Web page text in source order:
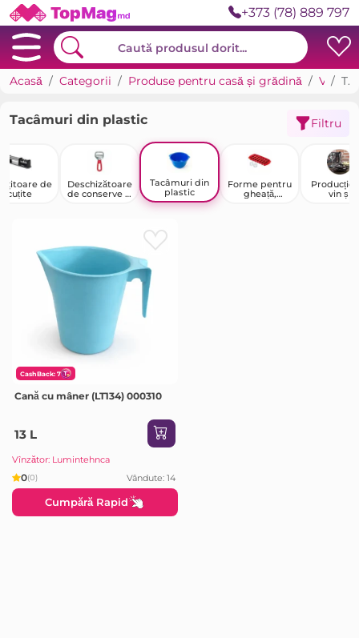
+373 (78) 889 797
Acasă Categorii Produse pentru casă și grădină Veselă și ustensile Tacâmuri din plastic
Tacâmuri din plastic Filtru
de
cuțite
Deschizătoare
de conserve și
Tacâmuri din
plastic
Forme pentru
gheață,
Producție
vin și
CashBack: 7
Cană cu mâner (LT134) 000310
13 L
Vînzător: Lumintehnca
0(0) Vândute: 14
Cumpără Rapid